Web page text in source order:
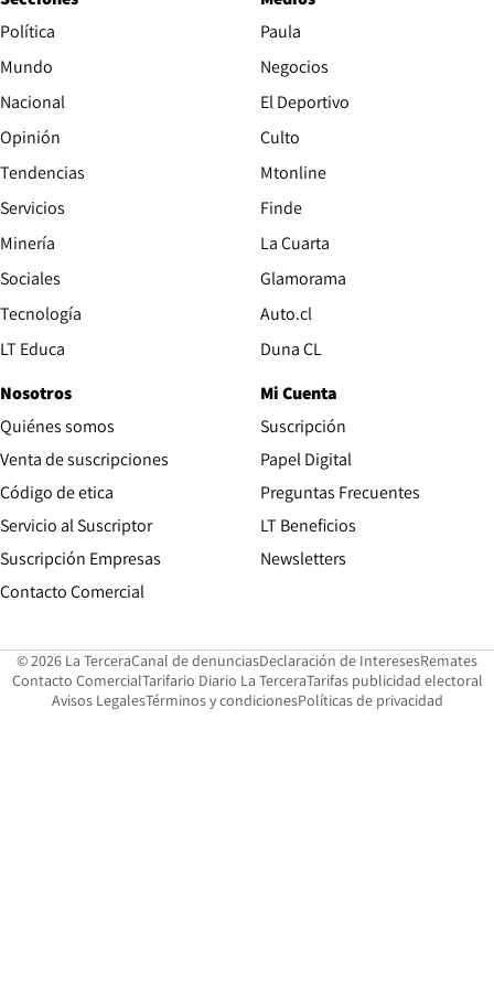
Política
Mundo
Nacional
Opinión
Tendencias
Servicios
Minería
Sociales
Tecnología
LT Educa
Paula
Negocios
El Deportivo
Culto
Mtonline
Finde
La Cuarta
Glamorama
Auto.clOpens in new window
Duna CLOpens in new window
Nosotros
Quiénes somos
Venta de suscripciones
Código de etica Opens in new window
Servicio al Suscriptor
Suscripción Empresas
Contacto ComercialOpens in new window
Mi Cuenta
Suscripción
Papel DigitalOpens in new
Preguntas Frecuentes
LT Beneficios
Newsletters
© 2026 La TerceraCanal de denunciasOpens in new window
Declaración de InteresesOpens in
Remates
Contacto ComercialOpens in new window
Tarifario Diario La TerceraOpens in new window
Tarifas publicidad electoral
Avisos LegalesOpens in new window
Términos y condicionesPolíticas de privacidad